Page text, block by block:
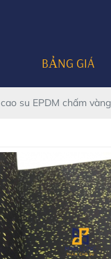
BẢNG GIÁ
su EPDM chấm